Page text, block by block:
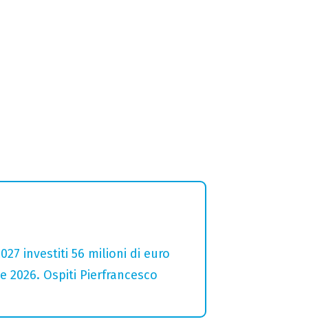
investiti 56 milioni di euro
Ospiti Pierfrancesco